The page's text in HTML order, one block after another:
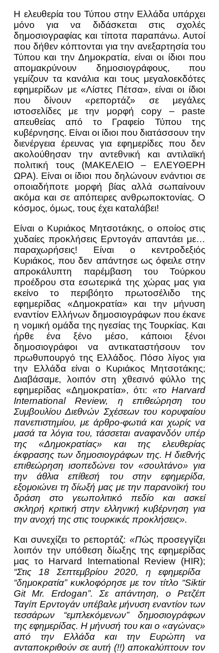
Η ελευθερία του Τύπου στην Ελλάδα υπάρχει
μόνο για να διδάσκεται στις σχολές
δημοσιογραφίας και τίποτα παραπάνω. Αυτοί
που δήθεν κόπτονται για την ανεξαρτησία του
Τύπου και την Δημοκρατία, είναι οι ίδιοι που
απομακρύνουν δημοσιογράφους, που
γεμίζουν τα κανάλια και τους μεγαλοεκδότες
εφημερίδων με «Λίστες Πέτσα», είναι οι ίδιοι
που δίνουν «ρεπορτάζ» σε μεγάλες
ιστοσελίδες με την μορφή copy – paste
απευθείας από το Γραφείο Τύπου της
κυβέρνησης. Είναι οι ίδιοι που διατάσσουν την
διενέργεια έρευνας για εφημερίδες που δεν
ακολούθησαν την αντεθνική και αντιλαϊκή
πολιτική τους (ΜΑΚΕΛΕΙΟ – ΕΛΕΥΘΕΡΗ
ΩΡΑ). Είναι οι ίδιοι που δηλώνουν ενάντιοι σε
οποιαδήποτε μορφή βίας αλλά σωπαίνουν
ακόμα και σε απόπειρες ανθρωποκτονίας. Ο
κόσμος, όμως, τους έχει καταλάβει!
Είναι ο Κυριάκος Μητσοτάκης, ο οποίος στις
χυδαίες προκλήσεις Ερντογάν απαντάει με…
παραχωρήσεις! Είναι ο κεντροδεξιός
Κυριάκος, που δεν απάντησε ως όφειλε στην
απροκάλυπτη παρέμβαση του Τούρκου
προέδρου στα εσωτερικά της χώρας μας για
εκείνο το περιβόητο πρωτοσέλιδο της
εφημερίδας «Δημοκρατία» και την μήνυση
εναντίον Ελλήνων δημοσιογράφων που έκανε
η νομική ομάδα της ηγεσίας της Τουρκίας. Και
ήρθε ένα ξένο μέσο, κάποιοι ξένοι
δημοσιογράφοι να αντικαταστήσουν τον
πρωθυπουργό της Ελλάδος. Πόσο λίγος για
την Ελλάδα είναι ο Κυριάκος Μητσοτάκης;
Διαβάσαμε, λοιπόν στη χθεσινό φύλλο της
εφημερίδας «Δημοκρατία», ότι: «το Harvard
International Review, η επιθεώρηση του
Συμβουλίου Διεθνών Σχέσεων του κορυφαίου
πανεπιστημίου, με άρθρο-φωτιά και χωρίς να
μασά τα λόγια του, τάσσεται αναφανδόν υπέρ
της «Δημοκρατίας» και της ελευθερίας
έκφρασης των δημοσιογράφων της. Η διεθνής
επιθεώρηση ισοπεδώνει τον «σουλτάνο» για
την άθλια επίθεσή του στην εφημερίδα,
εξομοιώνει τη δίωξή μας με την παρανοϊκή του
δράση στο γεωπολιτικό πεδίο και ασκεί
σκληρή κριτική στην ελληνική κυβέρνηση για
την ανοχή της στις τουρκικές προκλήσεις».
Και συνεχίζει το ρεπορτάζ: «Πώς προσεγγίζει
λοιπόν την υπόθεση δίωξης της εφημερίδας
μας το Harvard International Review (HIR);
“Στις 18 Σεπτεμβρίου 2020, η εφημερίδα
“δημοκρατία” κυκλοφόρησε με τον τίτλο “Siktir
Git Mr. Erdogan”. Σε απάντηση, ο Ρετζέπ
Ταγίπ Ερντογάν υπέβαλε μήνυση εναντίον των
τεσσάρων “εμπλεκόμενων” δημοσιογράφων
της εφημερίδας. Η μήνυσή του και ο «αγώνας»
από την Ελλάδα και την Ευρώπη να
ανταποκριθούν σε αυτή (!!) αποκαλύπτουν τον